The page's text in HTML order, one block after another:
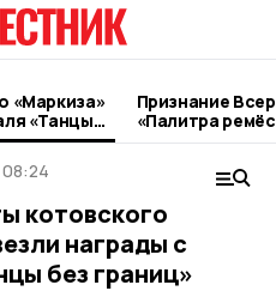
«Маркиза»
«Танцы
Признание
«Палитра
котовские
08:24
котовского
награды с
без границ»